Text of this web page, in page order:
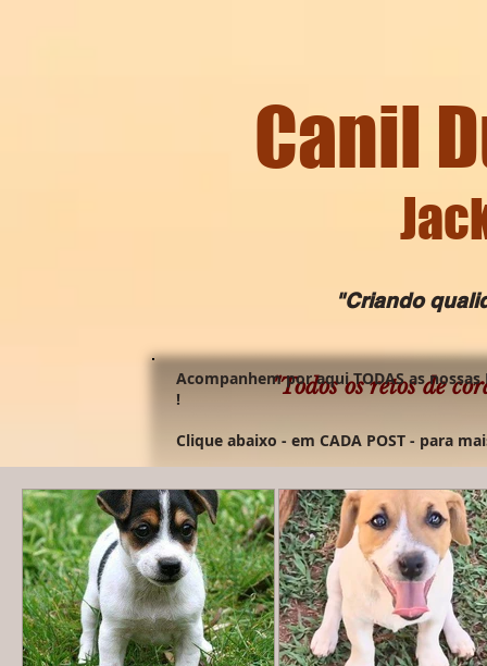
Canil
"Criando
"Todos os retos de
Acompanhem por aqui TODAS as
!
Clique abaixo - em CADA POST - para